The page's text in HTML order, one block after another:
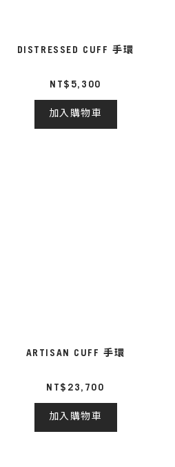
DISTRESSED CUFF 手環
NT$5,300
加入購物車
ARTISAN CUFF 手環
NT$23,700
加入購物車